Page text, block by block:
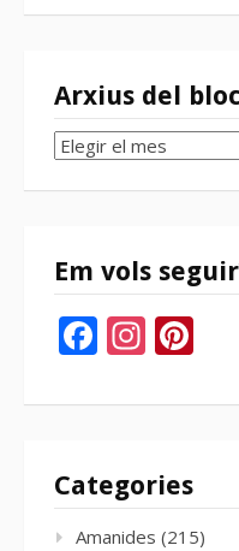
Arxius del bloc
Arxius
bloc
Em vols
Categories
Amanides (215)